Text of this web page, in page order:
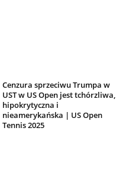
Cenzura sprzeciwu Trumpa w
UST w US Open jest tchórzliwa,
hipokrytyczna i
nieamerykańska | US Open
Tennis 2025